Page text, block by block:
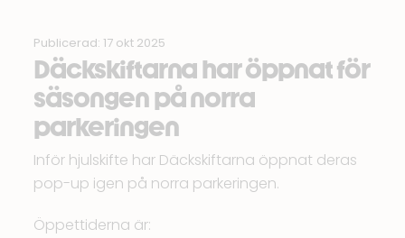
Publicerad: 17 okt 2025
Däckskiftarna har öppnat för
säsongen på norra
parkeringen
Inför hjulskifte har Däckskiftarna öppnat deras
pop-up igen på norra parkeringen.
Öppettiderna är: